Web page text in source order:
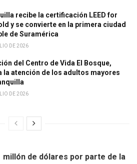
recibe la certificación LEED for
y se convierte en la primera ciudad
de Suramérica
DE 2026
del Centro de Vida El Bosque,
la atención de los adultos mayores
DE 2026
millón de dólares por parte de la